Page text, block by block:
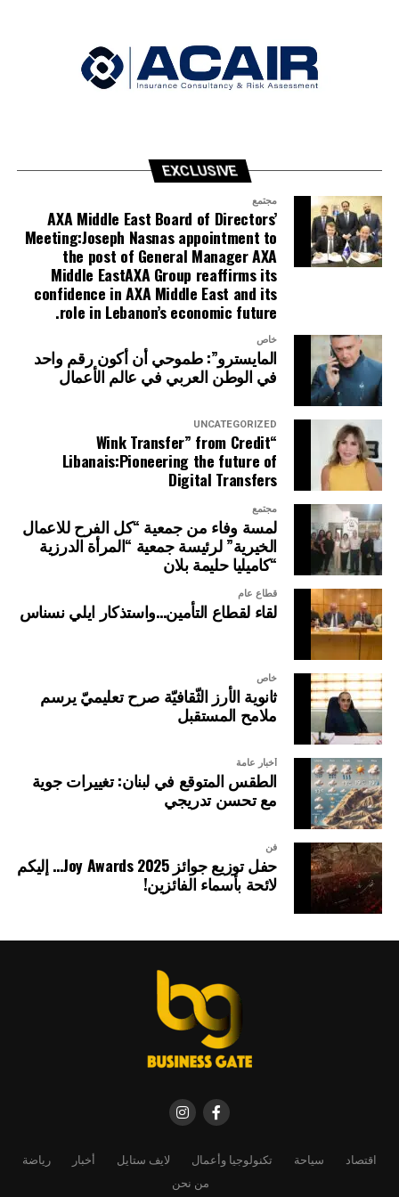
EXCLUSIVE
مجتمع
AXA Middle East Board of Directors’
Meeting:Joseph Nasnas appointment to
the post of General Manager AXA
Middle EastAXA Group reaffirms its
confidence in AXA Middle East and its
role in Lebanon’s economic future.
خاص
المايسترو”: طموحي أن أكون رقم واحد
في الوطن العربي في عالم الأعمال
UNCATEGORIZED
“Wink Transfer” from Credit
Libanais:Pioneering the future of
Digital Transfers
مجتمع
لمسة وفاء من جمعية “كل الفرح للاعمال
الخيرية” لرئيسة جمعية “المرأة الدرزية
“كاميليا حليمة بلان
قطاع عام
لقاء لقطاع التأمين…واستذكار ايلي نسناس
خاص
ثانوية الأرز الثّقافيّة صرح تعليميّ يرسم
ملامح المستقبل
أخبار عامة
الطقس المتوقع في لبنان: تغييرات جوية
مع تحسن تدريجي
فن
حفل توزيع جوائز Joy Awards 2025… إليكم
لائحة بأسماء الفائزين!
اقتصاد سياحة تكنولوجيا وأعمال لايف ستايل أخبار
رياضة
من نحن